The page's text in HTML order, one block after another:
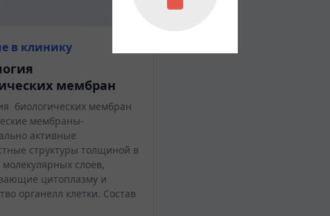
в клинику
мембран
биологических мембран
мембраны-
активные
структуры толщиной в
молекулярных слоев,
цитоплазму и
органелл клетки. Состав